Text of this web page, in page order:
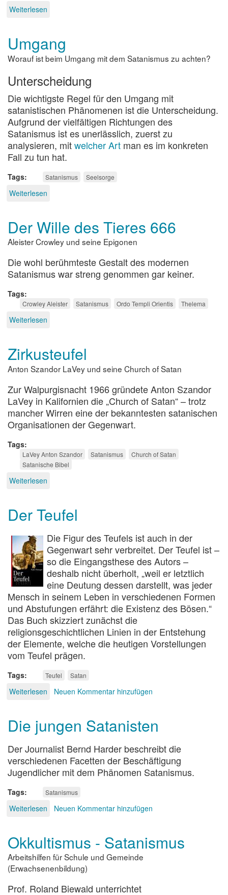
Weiterlesen
-
Luzifer
Umgang
Worauf ist beim Umgang mit dem Satanismus zu achten?
Unterscheidung
Die wichtigste Regel für den Umgang mit
satanistischen Phänomenen ist die Unterscheidung.
Aufgrund der vielfältigen Richtungen des
Satanismus ist es unerlässlich, zuerst zu
analysieren, mitwelcher Art man es im konkreten
Fall zu tun hat.
Tags Satanismus Seelsorge
Weiterlesen
Der Wille des Tieres 666
Aleister Crowley und seine Epigonen
Die wohl berühmteste Gestalt des modernen
Satanismus war streng genommen gar keiner.
Tags
Crowley Aleister Satanismus Ordo Templi Orientis Thelema
Weiterlesen
des
Tieres
666
Zirkusteufel
Anton Szandor LaVey und seine Church of Satan
Zur Walpurgisnacht 1966 gründete Anton Szandor
LaVey in Kalifornien die „Church of Satan“ – trotz
mancher Wirren eine der bekanntesten satanischen
Organisationen der Gegenwart.
Tags
LaVey Anton Szandor Satanismus
Church of Satan
Satanische Bibel
Weiterlesen
Der Teufel
Die Figur des Teufels ist auch in der
Gegenwart sehr verbreitet. Der Teufel ist –
so die Eingangsthese des Autors –
deshalb nicht überholt, „weil er letztlich
eine Deutung dessen darstellt, was jeder
Mensch in seinem Leben in verschiedenen Formen
und Abstufungen erfährt: die Existenz des Bösen.“
Das Buch skizziert zunächst die
religionsgeschichtlichen Linien in der Entstehung
der Elemente, welche die heutigen Vorstellungen
vom Teufel prägen.
Tags Teufel Satan
Weiterlesen über
Neuen Kommentar hinzufügen
Die jungen Satanisten
Der Journalist Bernd Harder beschreibt die
verschiedenen Facetten der Beschäftigung
Jugendlicher mit dem Phänomen Satanismus.
Tags Satanismus
Weiterlesen über
Satanisten
Neuen Kommentar hinzufügen
Okkultismus - Satanismus
Arbeitshilfen für Schule und Gemeinde
(Erwachsenenbildung)
Prof. Roland Biewald unterrichtet